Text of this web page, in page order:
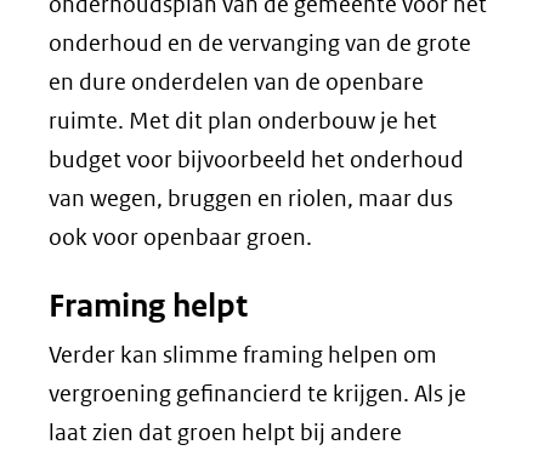
onderhoud en de vervanging van de grote
en dure onderdelen van de openbare
ruimte. Met dit plan onderbouw je het
budget voor bijvoorbeeld het onderhoud
van wegen, bruggen en riolen, maar dus
ook voor openbaar groen.
Framing helpt
Verder kan slimme framing helpen om
vergroening gefinancierd te krijgen. Als je
laat zien dat groen helpt bij andere